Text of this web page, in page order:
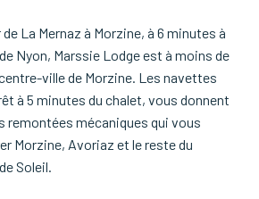
La Mernaz à Morzine, à 6 minutes à
Nyon, Marssie Lodge est à moins de
ville de Morzine. Les navettes
à 5 minutes du chalet, vous donnent
remontées mécaniques qui vous
Morzine, Avoriaz et le reste du
Soleil.